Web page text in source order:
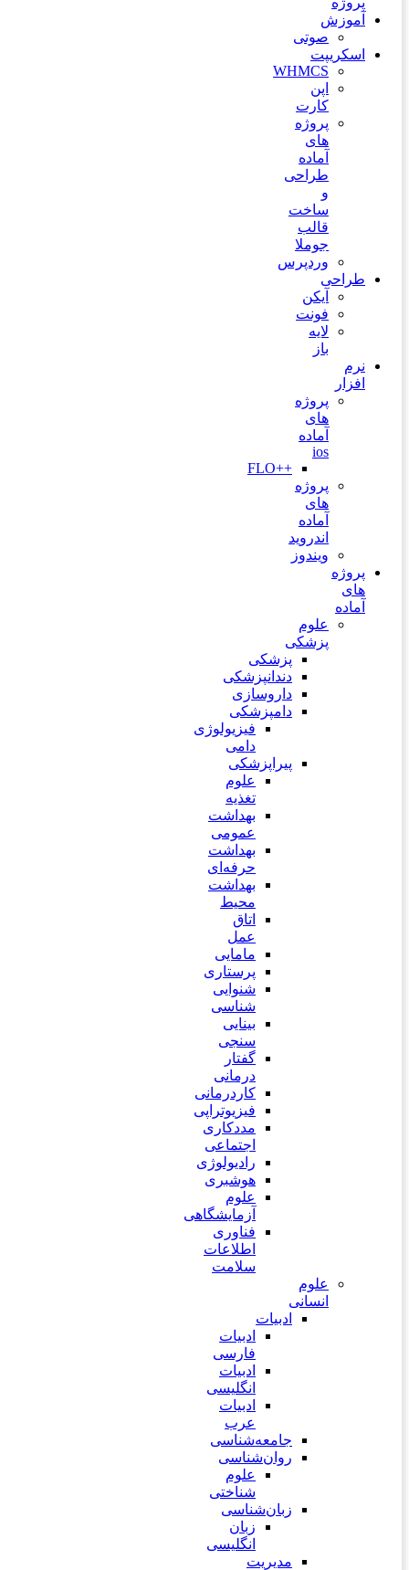
آموزش
صوتی
اسکریپت
WHMCS
اپن
کارت
پروژه
های
آماده
طراحی
و
ساخت
قالب
جوملا
وردپرس
طراحی
آیکن
فونت
لایه
باز
نرم
افزار
پروژه
های
آماده
ios
++FLO
پروژه
های
آماده
اندروید
ویندوز
پروژه
های
آماده
علوم
پزشکی
پزشکی
دندانپزشکی
داروسازی
دامپزشکی
فیزیولوژی
دامی
پیراپزشکی
علوم
تغذیه
بهداشت
عمومی
بهداشت
حرفه‌ای
بهداشت
محیط
اتاق
عمل
مامایی
پرستاری
شنوایی
شناسی
بینایی
سنجی
گفتار
درمانی
کاردرمانی
فیزیوتراپی
مددکاری
اجتماعی
رادیولوژی
هوشبری
علوم
آزمایشگاهی
فناوری
اطلاعات
سلامت
علوم
انسانی
ادبیات
ادبیات
فارسی
ادبیات
انگلیسی
ادبیات
عرب
جامعه‌شناسی
روان‌شناسی
علوم
شناختی
زبان‌شناسی
زبان
انگلیسی
مدیریت